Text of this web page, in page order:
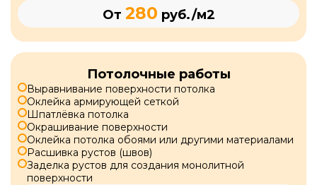
От 280 руб./м2
Потолочные работы
Выравнивание поверхности потолка
Оклейка армирующей сеткой
Шпатлёвка потолка
Окрашивание поверхности
Оклейка потолка обоями или другими материалами
Расшивка рустов (швов)
Заделка рустов для создания монолитной
поверхности